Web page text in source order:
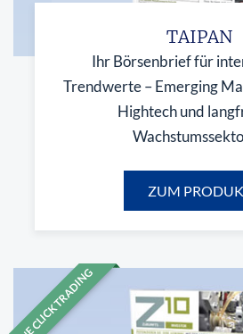
TAIPAN
Ihr Börsenbrief für
Trendwerte – Emerging
Hightech und
ZUM
ONE CLICK TRADING